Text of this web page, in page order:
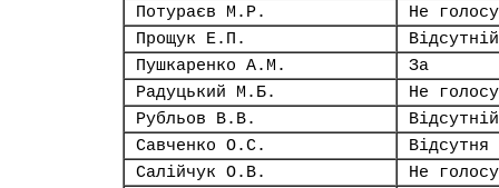
Потураєв М.Р.
Не
Прощук Е.П.
Відсутній
Пушкаренко А.М.
За
Радуцький М.Б.
Не
Рубльов В.В.
Відсутній
Савченко О.С.
Відсутня
Салійчук О.В.
Не